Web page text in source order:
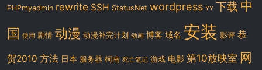
PHPmyadmin rewrite SSH StatusNet wordpress YY 下载 中
国 使用 剧情 动漫 动漫补完计划 动画 博客 域名 安装 影评 恭
贺2010 方法 日本 服务器 柯南 死亡笔记 游戏 电影 第10放映室 网